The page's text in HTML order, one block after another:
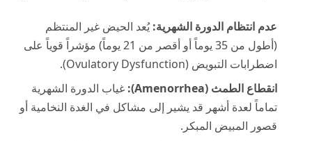
عدم انتظام الدورة الشهرية:يُعد الحيض غير المنتظم
(أطول من 35 يوماً أو أقصر من 21 يوماً) مؤشراً قوياً على
اضطرابات التبويض (Ovulatory Dysfunction).
انقطاع الطمث (Amenorrhea):
غياب الدورة الشهرية
تماماً لعدة أشهر قد يشير إلى مشاكل في الغدة النخامية أو
قصور المبيض المبكر.